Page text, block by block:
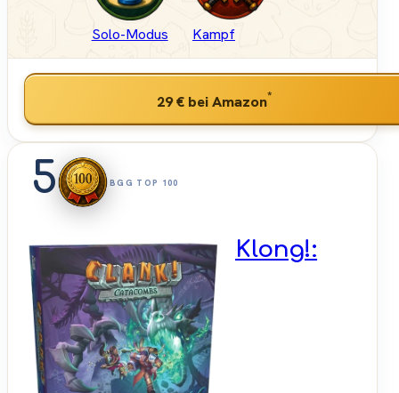
Solo-Modus Kampf
29 € bei Amazon*
5 BGG TOP 100
Klong!: